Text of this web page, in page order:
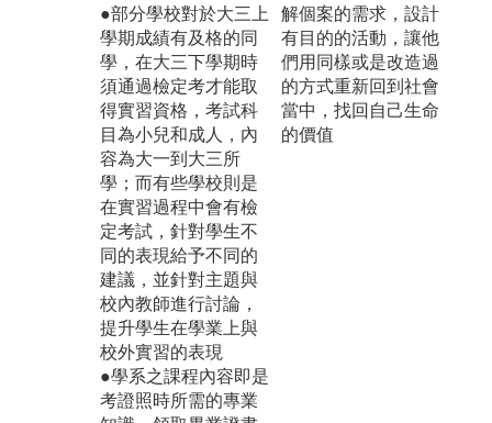
●部分學校對於大三上
學期成績有及格的同
學，在大三下學期時
須通過檢定考才能取
得實習資格，考試科
目為小兒和成人，內
容為大一到大三所
學；而有些學校則是
在實習過程中會有檢
定考試，針對學生不
同的表現給予不同的
建議，並針對主題與
校內教師進行討論，
提升學生在學業上與
校外實習的表現
●學系之課程內容即是
考證照時所需的專業
解個案的需求，設計
有目的的活動，讓他
們用同樣或是改造過
的方式重新回到社會
當中，找回自己生命
的價值